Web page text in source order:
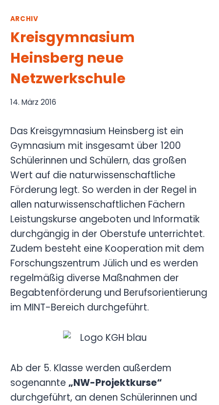
ARCHIV
Kreisgymnasium
Heinsberg neue
Netzwerkschule
14. März 2016
Das Kreisgymnasium Heinsberg ist ein
Gymnasium mit insgesamt über 1200
Schülerinnen und Schülern, das großen
Wert auf die naturwissenschaftliche
Förderung legt. So werden in der Regel in
allen naturwissenschaftlichen Fächern
Leistungskurse angeboten und Informatik
durchgängig in der Oberstufe unterrichtet.
Zudem besteht eine Kooperation mit dem
Forschungszentrum Jülich und es werden
regelmäßig diverse Maßnahmen der
Begabtenförderung und Berufsorientierung
im MINT-Bereich durchgeführt.
Ab der 5. Klasse werden außerdem
sogenannte „NW-Projektkurse“
durchgeführt, an denen Schülerinnen und